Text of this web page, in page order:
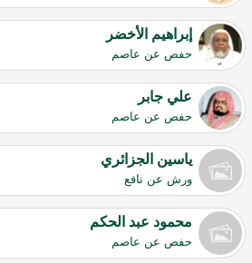
إبراهيم الأخضر
حفص عن عاصم
علي جابر
حفص عن عاصم
ياسين الجزائري
ورش عن نافع
محمود عبد الحكم
حفص عن عاصم